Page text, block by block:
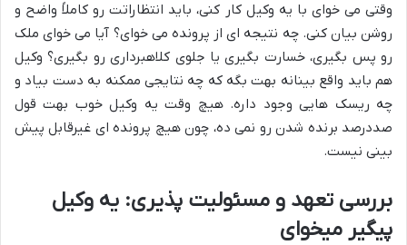
وقتی می خوای با یه وکیل کار کنی، باید انتظاراتت رو کاملاً واضح و
روشن بیان کنی. چه نتیجه ای از پرونده می خوای؟ آیا می خوای ملک
رو پس بگیری، خسارت بگیری یا جلوی کلاهبرداری رو بگیری؟ وکیل
هم باید واقع بینانه بهت بگه که چه نتایجی ممکنه به دست بیاد و
چه ریسک هایی وجود داره. هیچ وقت یه وکیل خوب بهت قول
صددرصد برنده شدن رو نمی ده، چون هیچ پرونده ای غیرقابل پیش
بینی نیست.
بررسی تعهد و مسئولیت پذیری: یه وکیل
پیگیر میخوای